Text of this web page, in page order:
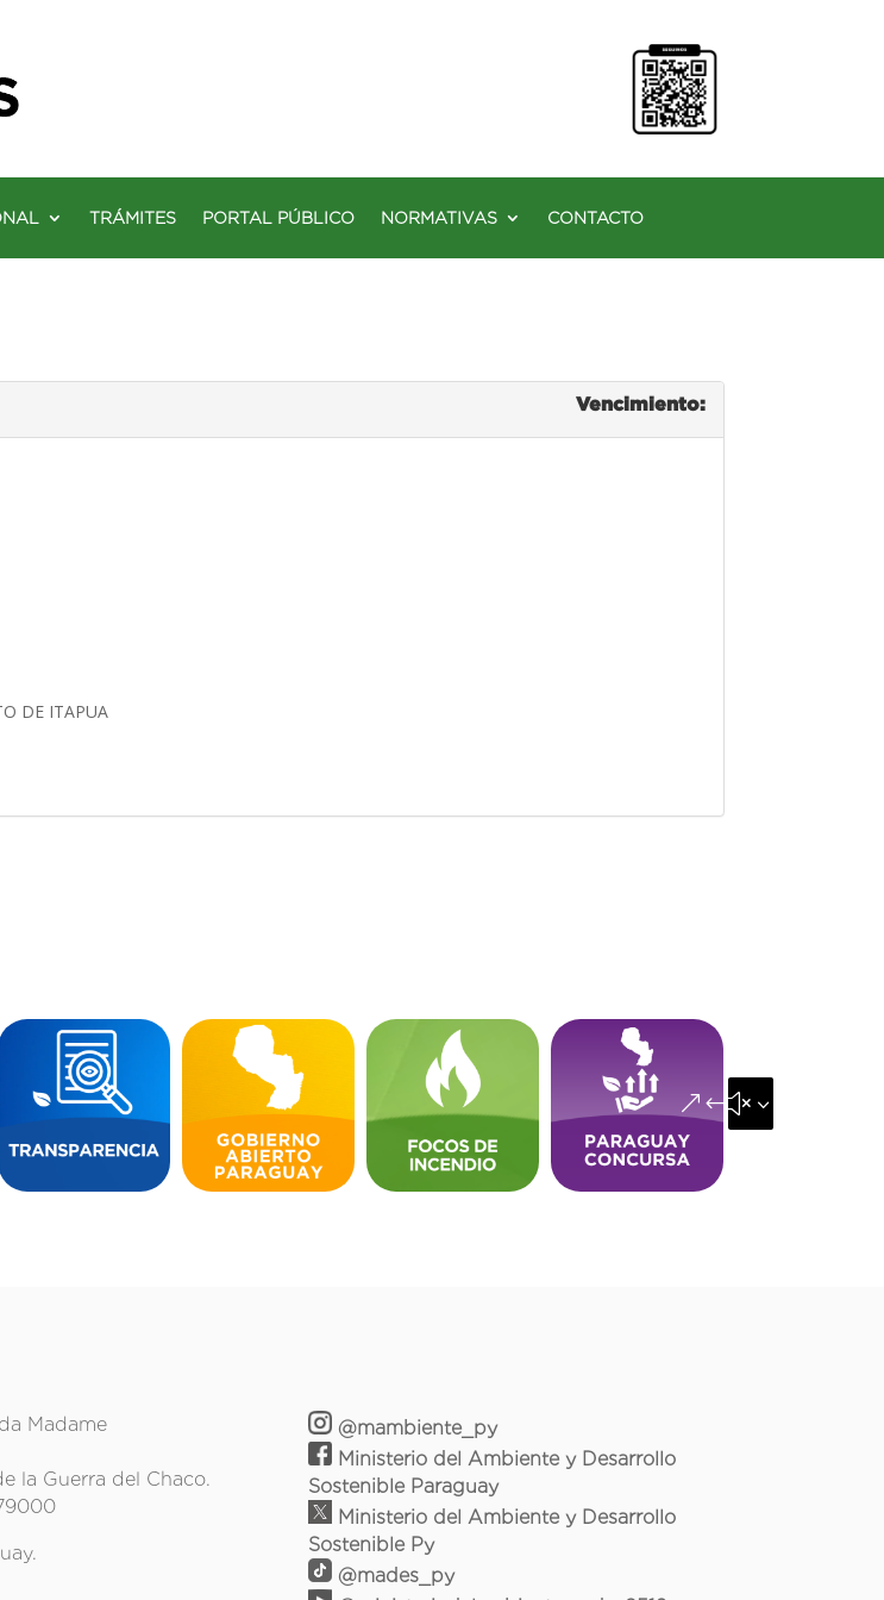
TRÁMITES PORTAL PÚBLICO NORMATIVAS CONTACTO
Vencimiento:
DE ITAPUA
&#x35;
Madame
la Guerra del Chaco.
@mambiente_py
Ministerio del Ambiente y Desarrollo
Sostenible Paraguay
Ministerio del Ambiente y Desarrollo
Sostenible Py
@mades_py